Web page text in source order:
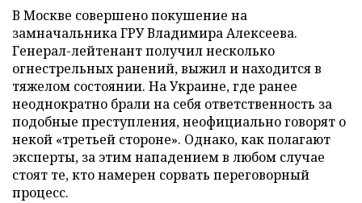
В Москве совершено покушение на
замначальника ГРУ Владимира Алексеева.
Генерал-лейтенант получил несколько
огнестрельных ранений, выжил и находится в
тяжелом состоянии. На Украине, где ранее
неоднократно брали на себя ответственность за
подобные преступления, неофициально говорят о
некой «третьей стороне». Однако, как полагают
эксперты, за этим нападением в любом случае
стоят те, кто намерен сорвать переговорный
процесс.